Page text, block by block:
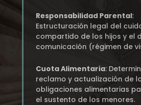
Responsabilidad Parental:
Estructuración legal del
compartido de los hijos y el
comunicación (régimen de
Cuota Alimentaria:
reclamo y actualización de
obligaciones alimentarias
el sustento de los menores.